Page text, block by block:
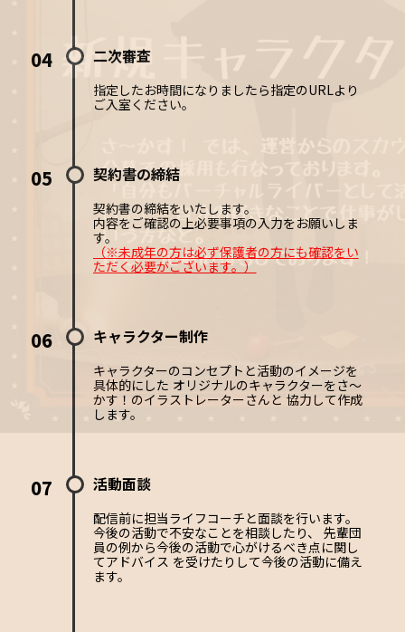
04 二次審査
指定したお時間になりましたら指定のURLより
ご入室ください。
05 契約書の締結
契約書の締結をいたします。
内容をご確認の上必要事項の入力をお願いしま
す。
（※未成年の方は必ず保護者の方にも確認をい
ただく必要がございます。）
06 キャラクター制作
キャラクターのコンセプトと活動のイメージを
具体的にした オリジナルのキャラクターをさ〜
かす！のイラストレーターさんと 協力して作成
します。
07 活動面談
配信前に担当ライフコーチと面談を行います。
今後の活動で不安なことを相談したり、 先輩団
員の例から今後の活動で心がけるべき点に関し
てアドバイス を受けたりして今後の活動に備え
ます。